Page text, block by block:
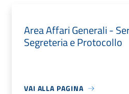
Area Affari Generali -
Segreteria e Protocollo
VAI ALLA PAGINA